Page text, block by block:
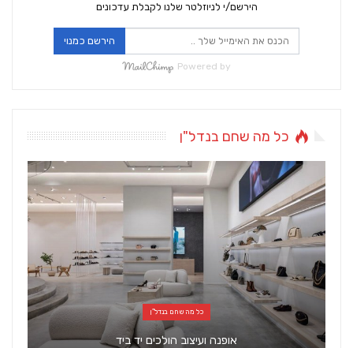
הירשם/י לניוזלטר שלנו לקבלת עדכונים
הירשם כמנוי
Powered by
כל מה שחם בנדל"ן
כל מה שחם בנדל"ן
"כל לקוח שלי, הוא בסופו של דבר שגריר"